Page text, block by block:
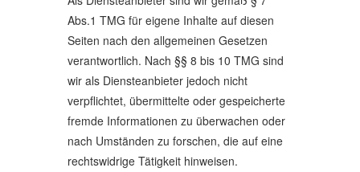
Abs.1 TMG für eigene Inhalte auf diesen
Seiten nach den allgemeinen Gesetzen
verantwortlich. Nach §§ 8 bis 10 TMG sind
wir als Diensteanbieter jedoch nicht
verpflichtet, übermittelte oder gespeicherte
fremde Informationen zu überwachen oder
nach Umständen zu forschen, die auf eine
rechtswidrige Tätigkeit hinweisen.